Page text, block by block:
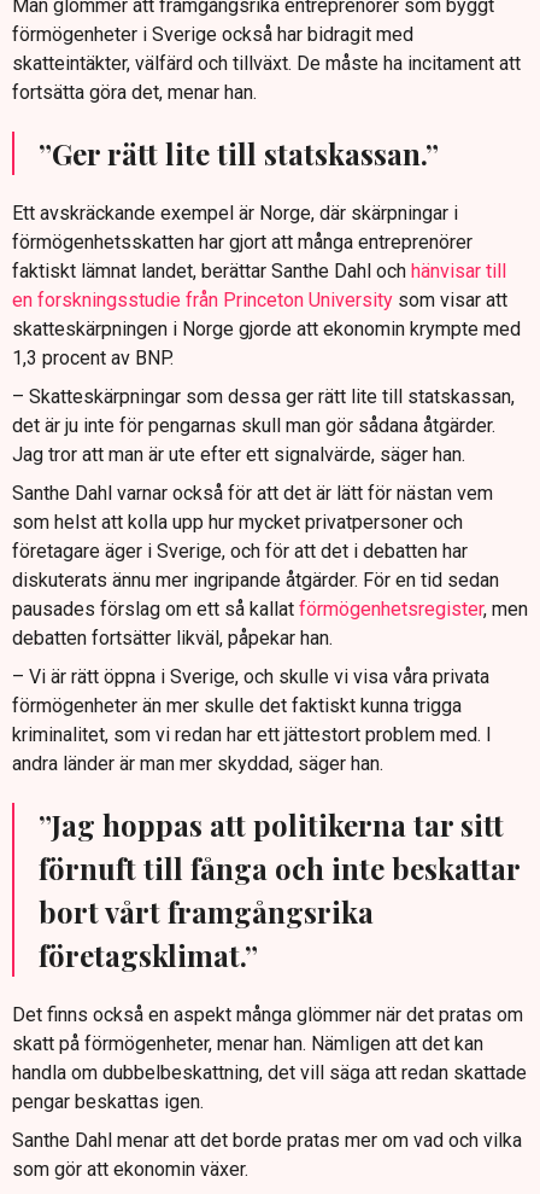
Man glömmer att framgångsrika entreprenörer som byggt
förmögenheter i Sverige också har bidragit med
skatteintäkter, välfärd och tillväxt. De måste ha incitament att
fortsätta göra det, menar han.
”Ger rätt lite till statskassan.”
Ett avskräckande exempel är Norge, där skärpningar i
förmögenhetsskatten har gjort att många entreprenörer
faktiskt lämnat landet, berättar Santhe Dahl och hänvisar till
en forskningsstudie från Princeton University som visar att
skatteskärpningen i Norge gjorde att ekonomin krympte med
1,3 procent av BNP.
– Skatteskärpningar som dessa ger rätt lite till statskassan,
det är ju inte för pengarnas skull man gör sådana åtgärder.
Jag tror att man är ute efter ett signalvärde, säger han.
Santhe Dahl varnar också för att det är lätt för nästan vem
som helst att kolla upp hur mycket privatpersoner och
företagare äger i Sverige, och för att det i debatten har
diskuterats ännu mer ingripande åtgärder. För en tid sedan
pausades förslag om ett så kallat förmögenhetsregister, men
debatten fortsätter likväl, påpekar han.
– Vi är rätt öppna i Sverige, och skulle vi visa våra privata
förmögenheter än mer skulle det faktiskt kunna trigga
kriminalitet, som vi redan har ett jättestort problem med. I
andra länder är man mer skyddad, säger han.
”Jag hoppas att politikerna tar sitt
förnuft till fånga och inte beskattar
bort vårt framgångsrika
företagsklimat.”
Det finns också en aspekt många glömmer när det pratas om
skatt på förmögenheter, menar han. Nämligen att det kan
handla om dubbelbeskattning, det vill säga att redan skattade
pengar beskattas igen.
Santhe Dahl menar att det borde pratas mer om vad och vilka
som gör att ekonomin växer.